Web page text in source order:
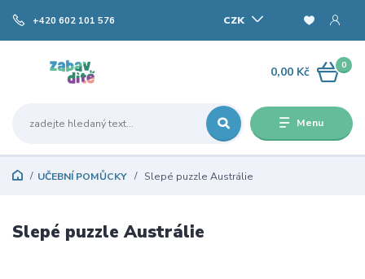
Menu
CZK
+420 602 101 576
0
0,00 Kč
UČEBNÍ POMŮCKY Slepé puzzle Austrálie
Slepé puzzle Austrálie